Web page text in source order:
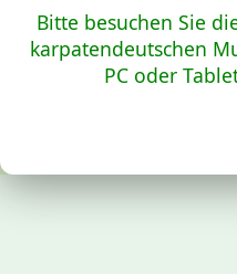
Bitte besuchen Sie
karpatendeutschen
PC oder